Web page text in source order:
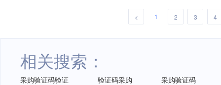
< 1 2 3 4
相关搜索：
采购验证码验证 验证码采购
采购验证码